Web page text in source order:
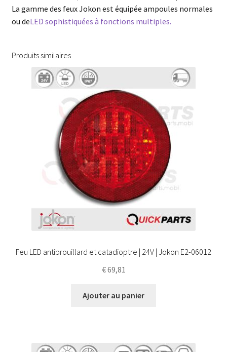
La gamme des feux Jokon est équipée ampoules normales
ou deLED sophistiquées à fonctions multiples.
Produits similaires
Feu LED antibrouillard et catadioptre | 24V | Jokon E2-06012
€69,81
Ajouter au panier